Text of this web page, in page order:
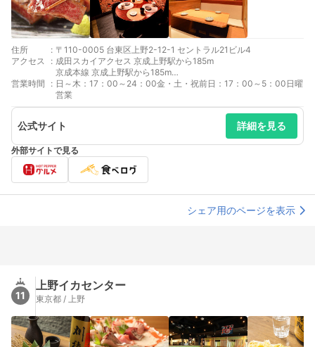
住所 : 〒110-0005 台東区上野2-12-1 セントラル21ビル4
アクセス
: 成田スカイアクセス 京成上野駅から185m
京成本線 京成上野駅から185m
東京メトロ銀座線 上野広小路駅から216m
都営大江戸線 上野御徒町駅から221m
営業時間 : 日～木：17：00～24：00金・土・祝前日：17：00～5：00日曜
営業
公式サイト 詳細を見る
外部サイトで見る
シェア用のページを表示
11
上野イカセンター
東京都 / 上野